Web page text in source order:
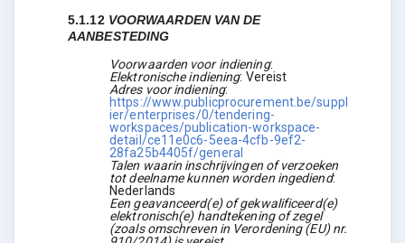
5.1.12 VOORWAARDEN VAN DE
AANBESTEDING
Voorwaarden voor indiening:
Elektronische indiening: Vereist
Adres voor indiening:
https://www.publicprocurement.be/suppl
ier/enterprises/0/tendering-
workspaces/publication-workspace-
detail/ce11e0c6-5eea-4cfb-9ef2-
28fa25b4405f/general
Talen waarin inschrijvingen of verzoeken
tot deelname kunnen worden ingediend:
Nederlands
Een geavanceerd(e) of gekwalificeerd(e)
elektronisch(e) handtekening of zegel
(zoals omschreven in Verordening (EU) nr.